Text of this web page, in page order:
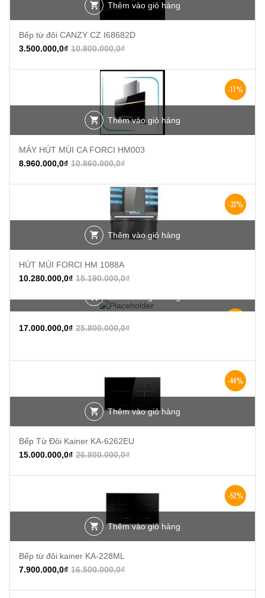
Thêm vào giỏ hàng
Bếp từ đôi CANZY CZ I68682D
10.800.000,0₫
3.500.000,0₫
-17%
Thêm vào giỏ hàng
MÁY HÚT MÙI CA FORCI HM003
10.860.000,0₫
8.960.000,0₫
-32%
Thêm vào giỏ hàng
HÚT MÙI FORCI HM 1088A
15.190.000,0₫
10.280.000,0₫
25.800.000,0₫
17.000.000,0₫
-44%
Thêm vào giỏ hàng
Bếp Từ Đôi Kainer KA-6262EU
26.800.000,0₫
15.000.000,0₫
-52%
Thêm vào giỏ hàng
Bếp từ đôi kainer KA-228ML
16.500.000,0₫
7.900.000,0₫